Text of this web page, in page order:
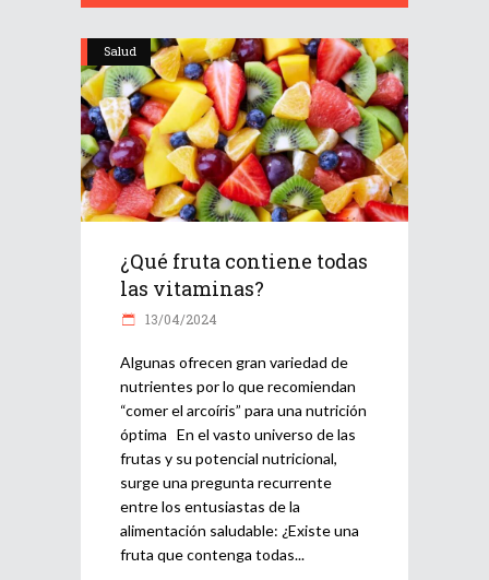
Salud
¿Qué fruta contiene todas
las vitaminas?
13/04/2024
Algunas ofrecen gran variedad de
nutrientes por lo que recomiendan
“comer el arcoíris” para una nutrición
óptima En el vasto universo de las
frutas y su potencial nutricional,
surge una pregunta recurrente
entre los entusiastas de la
alimentación saludable: ¿Existe una
fruta que contenga todas